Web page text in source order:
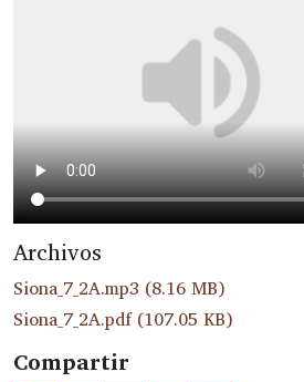
Archivos
Siona_7_2A.mp3 (8.16 MB)
Siona_7_2A.pdf(107.05 KB)
Compartir